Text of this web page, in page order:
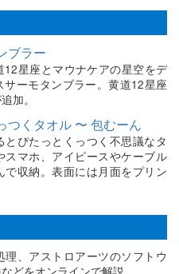
ブラー
12星座とマウナケアの星空をデ
ーモタンブラー。黄道12星座
加。
つくタオル 〜 包むーん
ぴたっとくっつく不思議なタ
スマホ、アイピースやケーブル
収納。表面には月面をプリン
理、アストロアーツのソフトウ